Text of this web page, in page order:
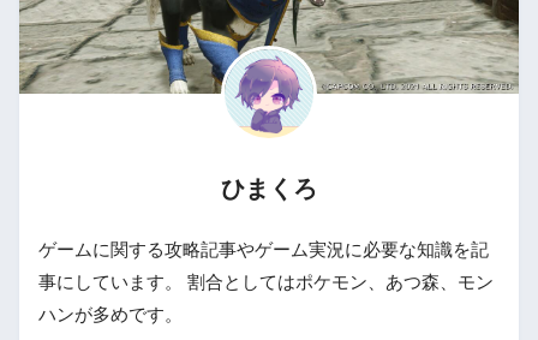
ひまくろ
ゲームに関する攻略記事やゲーム実況に必要な知識を記
事にしています。 割合としてはポケモン、あつ森、モン
ハンが多めです。